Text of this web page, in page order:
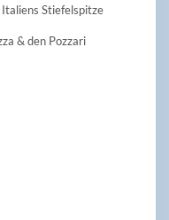
Stiefelspitze
& den Pozzari